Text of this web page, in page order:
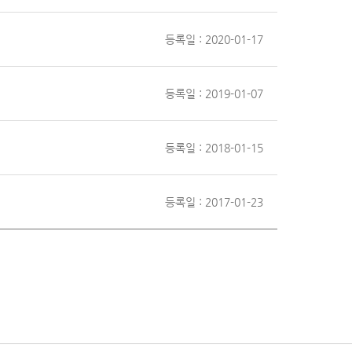
등록일 : 2020-01-17
등록일 : 2019-01-07
등록일 : 2018-01-15
등록일 : 2017-01-23